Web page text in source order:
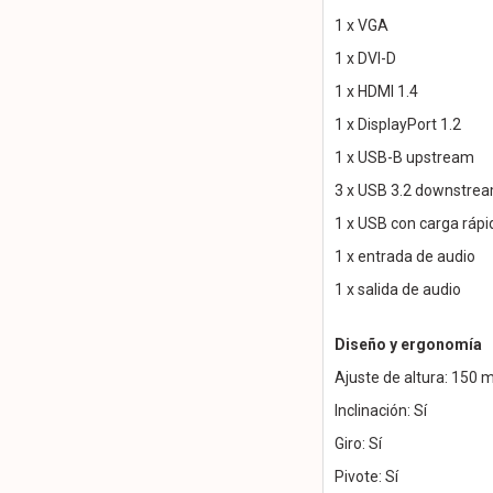
1 x VGA
1 x DVI-D
1 x HDMI 1.4
1 x DisplayPort 1.2
1 x USB-B upstream
3 x USB 3.2
1 x USB con carga
1 x entrada de audio
1 x salida de audio
Diseño y ergonomía
Ajuste de altura: 150
Inclinación: Sí
Giro: Sí
Pivote: Sí